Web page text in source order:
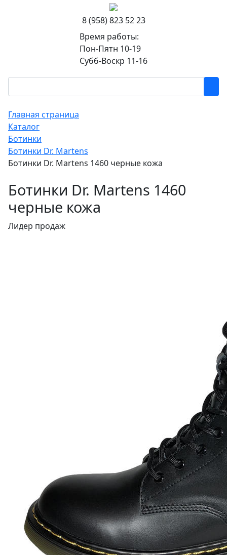
8 (958) 823 52 23
Время работы:
Пон-Пятн 10-19
Субб-Воскр 11-16
Главная страница
Каталог
Ботинки
Ботинки Dr. Martens
Ботинки Dr. Martens 1460 черные кожа
Ботинки Dr. Martens 1460
черные кожа
Лидер продаж